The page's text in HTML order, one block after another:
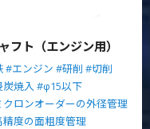
フト（エンジン用）
#エンジン #研削 #切削
炭焼入 #φ15以下
クロンオーダーの外径管理
精度の面粗度管理